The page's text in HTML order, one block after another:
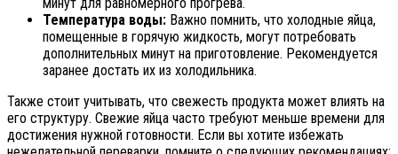
Температура воды: Важно помнить, что холодные яйца,
помещенные в горячую жидкость, могут потребовать
дополнительных минут на приготовление. Рекомендуется
заранее достать их из холодильника.
Также стоит учитывать, что свежесть продукта может влиять на
его структуру. Свежие яйца часто требуют меньше времени для
достижения нужной готовности. Если вы хотите избежать